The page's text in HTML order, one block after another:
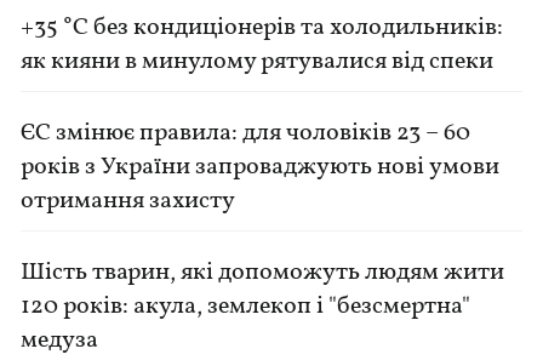
+35 °C без кондиціонерів та холодильників:
як кияни в минулому рятувалися від спеки
ЄС змінює правила: для чоловіків 23 – 60
років з України запроваджують нові умови
отримання захисту
Шість тварин, які допоможуть людям жити
120 років: акула, землекоп і "безсмертна"
медуза